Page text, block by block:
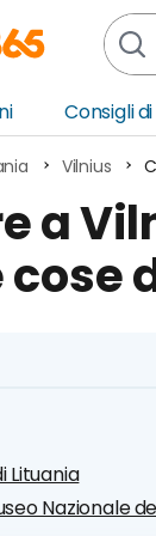
Consigli
Vilnius
a
Lituania
Nazionale